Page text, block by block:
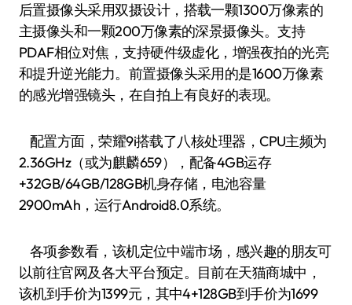
后置摄像头采用双摄设计，搭载一颗1300万像素的
主摄像头和一颗200万像素的深景摄像头。支持
PDAF相位对焦，支持硬件级虚化，增强夜拍的光亮
和提升逆光能力。前置摄像头采用的是1600万像素
的感光增强镜头，在自拍上有良好的表现。
配置方面，荣耀9i搭载了八核处理器，CPU主频为
2.36GHz（或为麒麟659），配备4GB运存
+32GB/64GB/128GB机身存储，电池容量
2900mAh，运行Android8.0系统。
各项参数看，该机定位中端市场，感兴趣的朋友可
以前往官网及各大平台预定。目前在天猫商城中，
该机到手价为1399元，其中4+128GB到手价为1699